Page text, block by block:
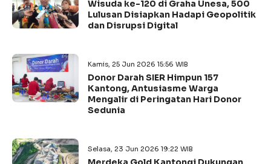
Wisuda ke-120 di Graha Unesa, 500
Lulusan Disiapkan Hadapi Geopolitik
dan Disrupsi Digital
Kamis, 25 Jun 2026 15:56 WIB
Donor Darah SIER Himpun 157
Kantong, Antusiasme Warga
Mengalir di Peringatan Hari Donor
Sedunia
Selasa, 23 Jun 2026 19:22 WIB